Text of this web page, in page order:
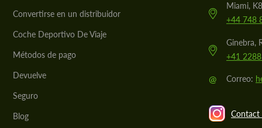
Convertirse en un distribuidor
Coche Deportivo De Viaje
Métodos de pago
Devuelve
Seguro
Blog
Miami,
+44 748
Ginebra,
+41
@ Correo:
Contact